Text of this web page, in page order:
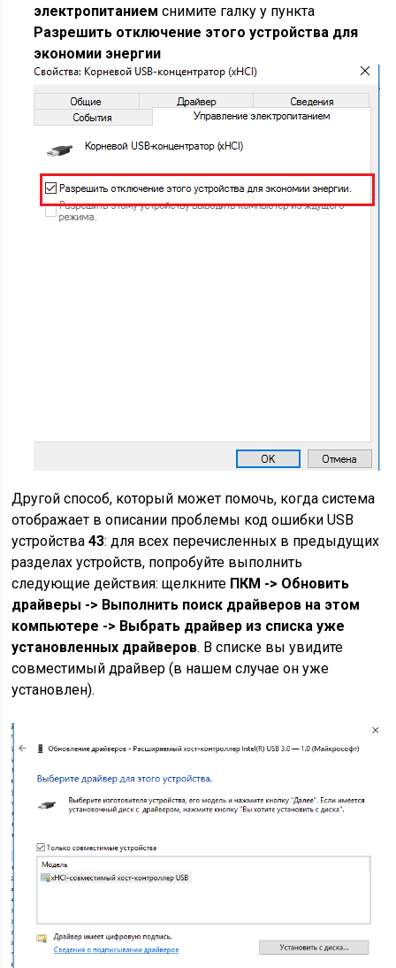
электропитанием снимите галку у пункта
Разрешить отключение этого устройства для
экономии энергии
Другой способ, который может помочь, когда система
отображает в описании проблемы код ошибки USB
устройства43: для всех перечисленных в предыдущих
разделах устройств, попробуйте выполнить
следующие действия: щелкните ПКМ -> Обновить
драйверы -> Выполнить поиск драйверов на этом
компьютере -> Выбрать драйвер из списка уже
установленных драйверов. В списке вы увидите
совместимый драйвер (в нашем случае он уже
установлен).